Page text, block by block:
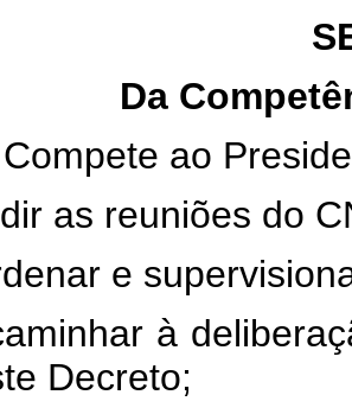
Da
ao
as reuniões do
e
à
Decreto;